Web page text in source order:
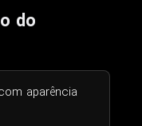
do
aparência